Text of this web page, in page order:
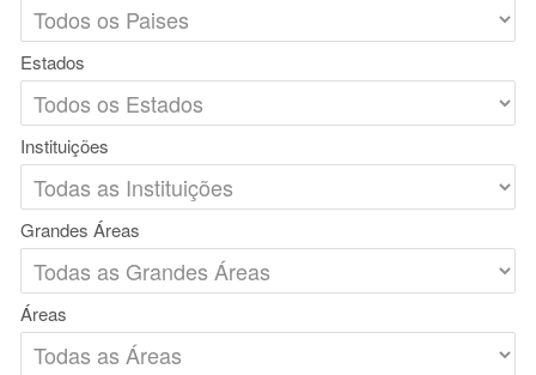
Estados
Instituições
Grandes Áreas
Áreas